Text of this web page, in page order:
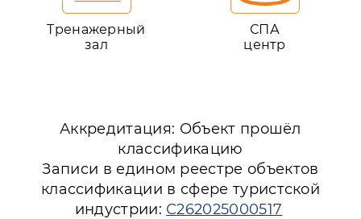
Тренажерный
зал
СПА
центр
Аккредитация: Объект прошёл
классификацию
Записи в едином реестре объектов
классификации в сфере туристской
индустрии: С262025000517